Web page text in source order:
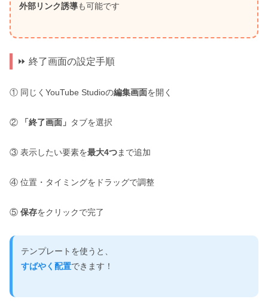
外部リンク誘導も可能です
⏩ 終了画面の設定手順
① 同じくYouTube Studioの編集画面を開く
② 「終了画面」 タブを選択
③ 表示したい要素を最大4つまで追加
④ 位置・タイミングをドラッグで調整
⑤ 保存をクリックで完了
テンプレートを使うと、
すばやく配置できます！